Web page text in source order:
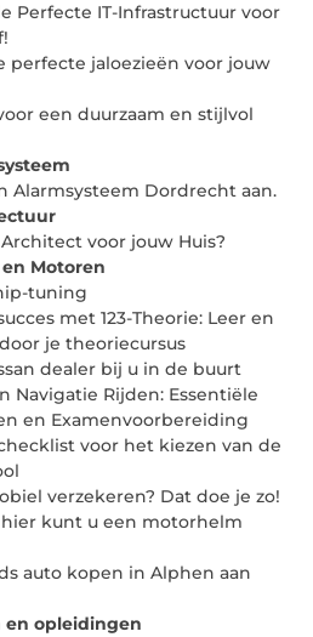
Perfecte IT-Infrastructuur voor
perfecte jaloezieën voor jouw
een duurzaam en stijlvol
Alarmsysteem Dordrecht aan.
voor jouw Huis?
Motoren
tuning
met 123-Theorie: Leer en
je theoriecursus
dealer bij u in de buurt
Navigatie Rijden: Essentiële
en Examenvoorbereiding
voor het kiezen van de
verzekeren? Dat doe je zo!
kunt u een motorhelm
auto kopen in Alphen aan
en opleidingen